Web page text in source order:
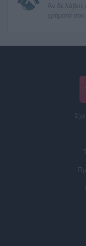
Αν δε
χρήματά